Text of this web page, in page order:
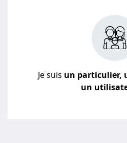
Je suis un particulier,
un